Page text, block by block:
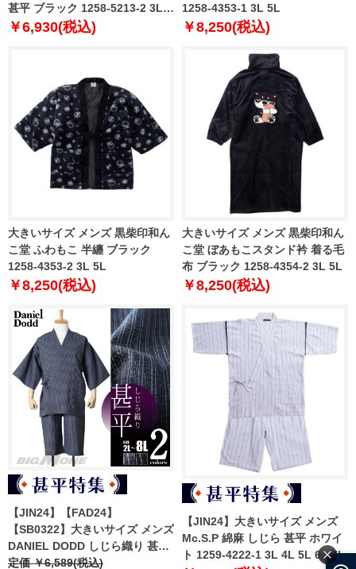
甚平 ブラック 1258-5213-2 3L
4L 5L 6L 8L
￥6,930(税込)
1258-4353-1 3L 5L
￥8,250(税込)
大きいサイズ メンズ 黒柴印和ん
こ堂 ふわもこ 半纏 ブラック
1258-4353-2 3L 5L
￥8,250(税込)
大きいサイズ メンズ 黒柴印和ん
こ堂 ぼあもこスタンド衿 着る毛
布 ブラック 1258-4354-2 3L 5L
￥8,250(税込)
【JIN24】【FAD24】
【SB0322】大きいサイズ メンズ
DANIEL DODD しじら織り 甚平
azjin-240201
定価 ￥6,589(税込)
【JIN24】大きいサイズ メンズ
Mc.S.P 綿麻 しじら 甚平 ホワイ
ト 1259-4222-1 3L 4L 5L 6L 7L